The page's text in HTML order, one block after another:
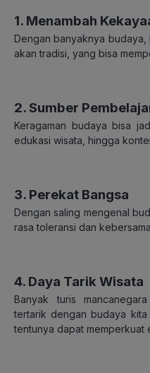
1. Menambah
Dengan banyaknya
akan tradisi, yang bisa
2. Sumber
Keragaman budaya bisa
edukasi wisata, hingga
3. Perekat Bangsa
Dengan saling mengenal
rasa toleransi dan
4. Daya Tarik Wisata
Banyak turis
tertarik dengan budaya
tentunya dapat memperkuat